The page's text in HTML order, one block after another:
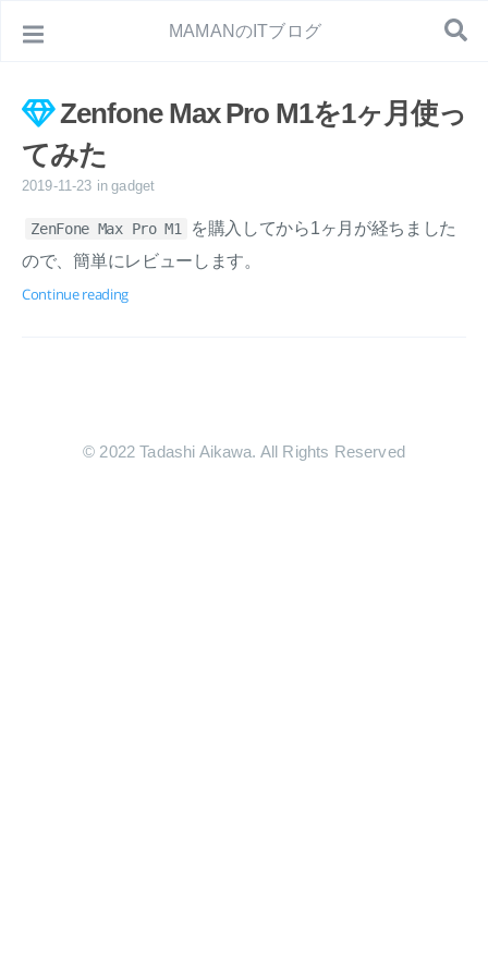
MAMANのITブログ
Zenfone Max Pro M1を1ヶ月使っ
てみた
2019-11-23 in gadget
ZenFone Max Pro M1
を購入してから1ヶ月が経ちました
ので、簡単にレビューします。
Continue reading
© 2022 Tadashi Aikawa. All Rights Reserved